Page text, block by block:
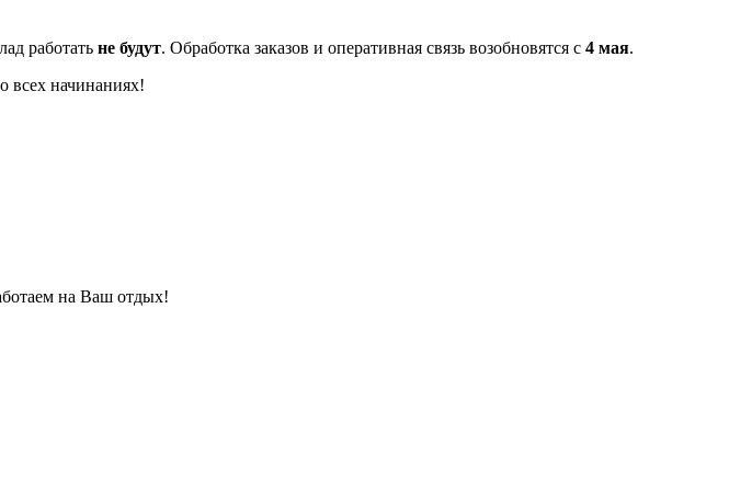
работать не будут. Обработка заказов и оперативная связь возобновятся с 4 мая.
всех начинаниях!
на Ваш отдых!